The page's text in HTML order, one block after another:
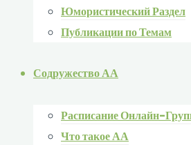
Юмористический Раздел
Публикации по Темам
Содружество АА
Расписание Онлайн-
Что такое АА